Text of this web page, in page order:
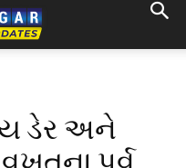
ડેર અને
પૂર્વ